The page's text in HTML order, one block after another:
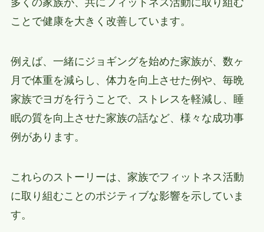
多くの家族が、共にフィットネス活動に取り組む
ことで健康を大きく改善しています。
例えば、一緒にジョギングを始めた家族が、数ヶ
月で体重を減らし、体力を向上させた例や、毎晩
家族でヨガを行うことで、ストレスを軽減し、睡
眠の質を向上させた家族の話など、様々な成功事
例があります。
これらのストーリーは、家族でフィットネス活動
に取り組むことのポジティブな影響を示していま
す。